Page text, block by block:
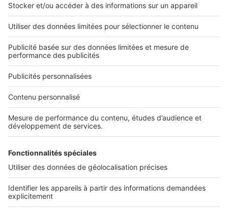
L'ENTREPRISE
Nous contacter
Nous recrutons
NOS APPLICATIONS
Découvrez nos applications
Tous nos services pro
Accès client
À DÉCOUVRIR